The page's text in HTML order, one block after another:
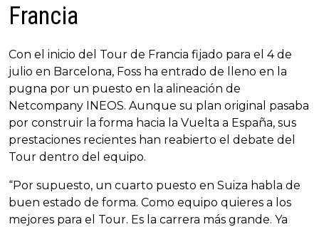
Francia
Con el inicio del Tour de Francia fijado para el 4 de
julio en Barcelona, Foss ha entrado de lleno en la
pugna por un puesto en la alineación de
Netcompany INEOS. Aunque su plan original pasaba
por construir la forma hacia la Vuelta a España, sus
prestaciones recientes han reabierto el debate del
Tour dentro del equipo.
“Por supuesto, un cuarto puesto en Suiza habla de
buen estado de forma. Como equipo quieres a los
mejores para el Tour. Es la carrera más grande. Ya